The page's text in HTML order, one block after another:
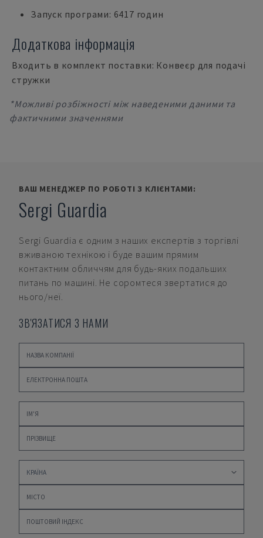
Запуск програми: 6417 годин
Додаткова інформація
Входить в комплект поставки: Конвеєр для подачі
стружки
*Можливі розбіжності між наведеними даними та
фактичними значеннями
ВАШ МЕНЕДЖЕР ПО РОБОТІ З КЛІЄНТАМИ:
Sergi Guardia
Sergi Guardia є одним з наших експертів з торгівлі
вживаною технікою і буде вашим прямим
контактним обличчям для будь-яких подальших
питань по машині. Не соромтеся звертатися до
нього/неї.
ЗВ'ЯЗАТИСЯ З НАМИ